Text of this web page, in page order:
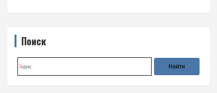
Поиск